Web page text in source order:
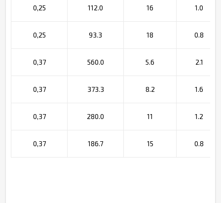
0,25 112.0 16 1.0
0,25 93.3 18 0.8
0,37 560.0 5.6 2.1
0,37 373.3 8.2 1.6
0,37 280.0 11 1.2
0,37 186.7 15 0.8